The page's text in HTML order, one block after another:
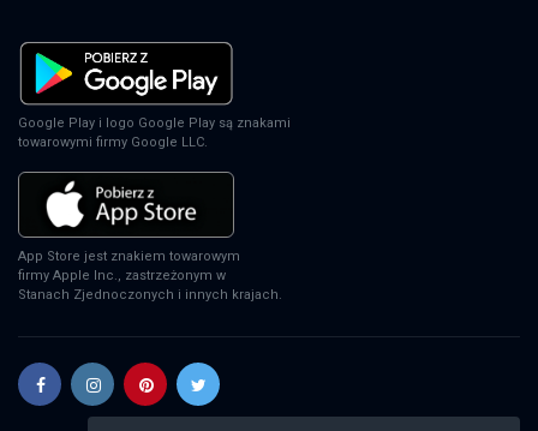
Google Play i logo Google Play są znakami
towarowymi firmy Google LLC.
App Store jest znakiem towarowym
firmy Apple Inc., zastrzeżonym w
Stanach Zjednoczonych i innych krajach.